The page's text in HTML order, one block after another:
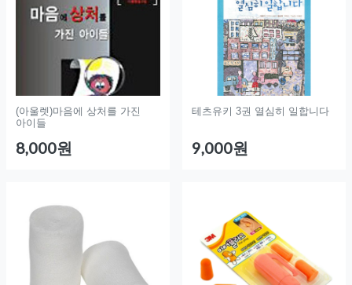
(아울렛)마음에 상처를 가진
아이들
8,000원
테츠유키 3권 열심히 일합니다
9,000원